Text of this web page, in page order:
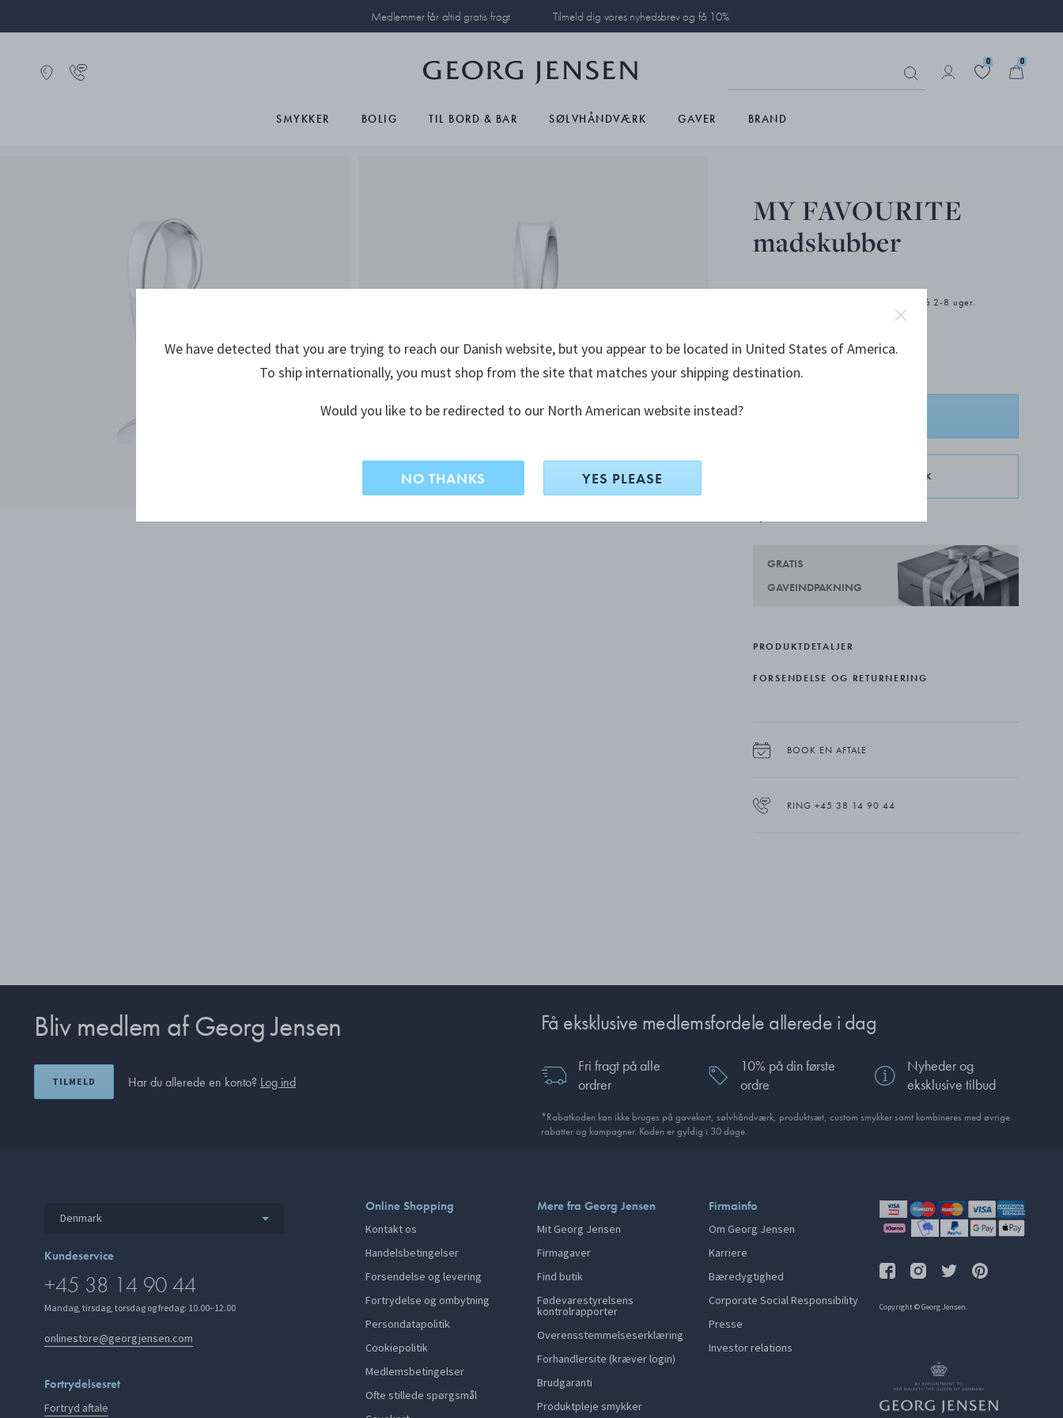
Medlemmer får altid gratis fragt Tilmeld dig vores nyhedsbrev og få 10%
0 0
SMYKKER BOLIG TIL BORD & BAR SØLVHÅNDVÆRK GAVER BRAND
MY FAVOURITE
madskubber
Produktet har forlænget leveringstid på 2-8 uger.
DKK 2.400,00
RESERVÉR I BUTIK
GRATIS
GAVEINDPAKNING
PRODUKTDETALJER
FORSENDELSE OG RETURNERING
BOOK EN AFTALE
RING +45 38 14 90 44
Bliv medlem af Georg Jensen
TILMELD Har du allerede en konto? Log ind
Få eksklusive medlemsfordele allerede i dag
Fri fragt på alle
ordrer
10% på din første
ordre
Nyheder og
eksklusive tilbud
*Rabatkoden kan ikke bruges på gavekort, sølvhåndværk, produktsæt, custom smykker samt kombineres med øvrige
rabatter og kampagner. Koden er gyldig i 30 dage.
Denmark
Kundeservice
+45 38 14 90 44
Mandag, tirsdag, torsdag og fredag: 10.00–12.00
onlinestore@georgjensen.com
Fortrydelsesret
Fortryd aftale
Online Shopping
Kontakt os
Handelsbetingelser
Forsendelse og levering
Fortrydelse og ombytning
Persondatapolitik
Cookiepolitik
Medlemsbetingelser
Ofte stillede spørgsmål
Mere fra Georg Jensen
Mit Georg Jensen
Firmagaver
Find butik
Fødevarestyrelsens
kontrolrapporter
Overensstemmelseserklæring
Forhandlersite (kræver login)
Brudgaranti
Produktpleje smykker
Firmainfo
Om Georg Jensen
Karriere
Bæredygtighed
Corporate Social Responsibility
Presse
Investor relations
Copyright © Georg Jensen.
We have detected that you are trying to reach our Danish website, but you appear to be located in United States of America.
To ship internationally, you must shop from the site that matches your shipping destination.
Would you like to be redirected to our North American website instead?
NO THANKS YES PLEASE